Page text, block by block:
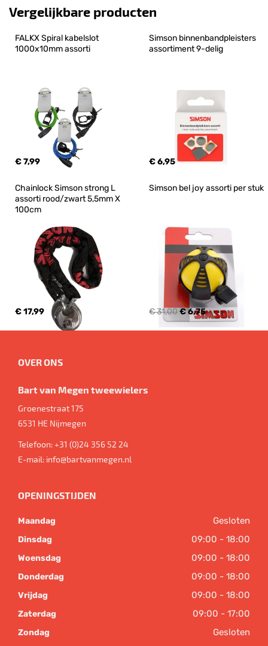
Vergelijkbare producten
FALKX Spiral kabelslot
1000x10mm assorti
€ 7,99
Simson binnenbandpleisters
assortiment 9-delig
€ 6,95
Chainlock Simson strong L
assorti rood/zwart 5,5mm X
100cm
€ 17,99
Simson bel joy assorti per stuk
€ 31,00€ 6,75
OVER ONS
Bart van Megen tweewielers
Groenestraat 175
6531 HE Nijmegen
Telefoon:+31 (0)24 356 52 24
E-mail: info@bartvanmegen.nl
OPENINGSTIJDEN
Maandag Gesloten
Dinsdag 09:00 - 18:00
Woensdag 09:00 - 18:00
Donderdag 09:00 - 18:00
Vrijdag 09:00 - 18:00
Zaterdag 09:00 - 17:00
Zondag Gesloten